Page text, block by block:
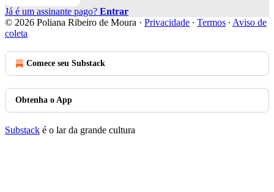
Já é um assinante pago? Entrar
© 2026 Poliana Ribeiro de Moura · Privacidade ∙ Termos ∙ Aviso de
coleta
Comece seu Substack
Obtenha o App
Substack é o lar da grande cultura